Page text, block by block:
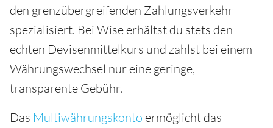
den grenzübergreifenden Zahlungsverkehr
spezialisiert. Bei Wise erhältst du stets den
echten Devisenmittelkurs und zahlst bei einem
Währungswechsel nur eine geringe,
transparente Gebühr.
Das Multiwährungskonto ermöglicht das